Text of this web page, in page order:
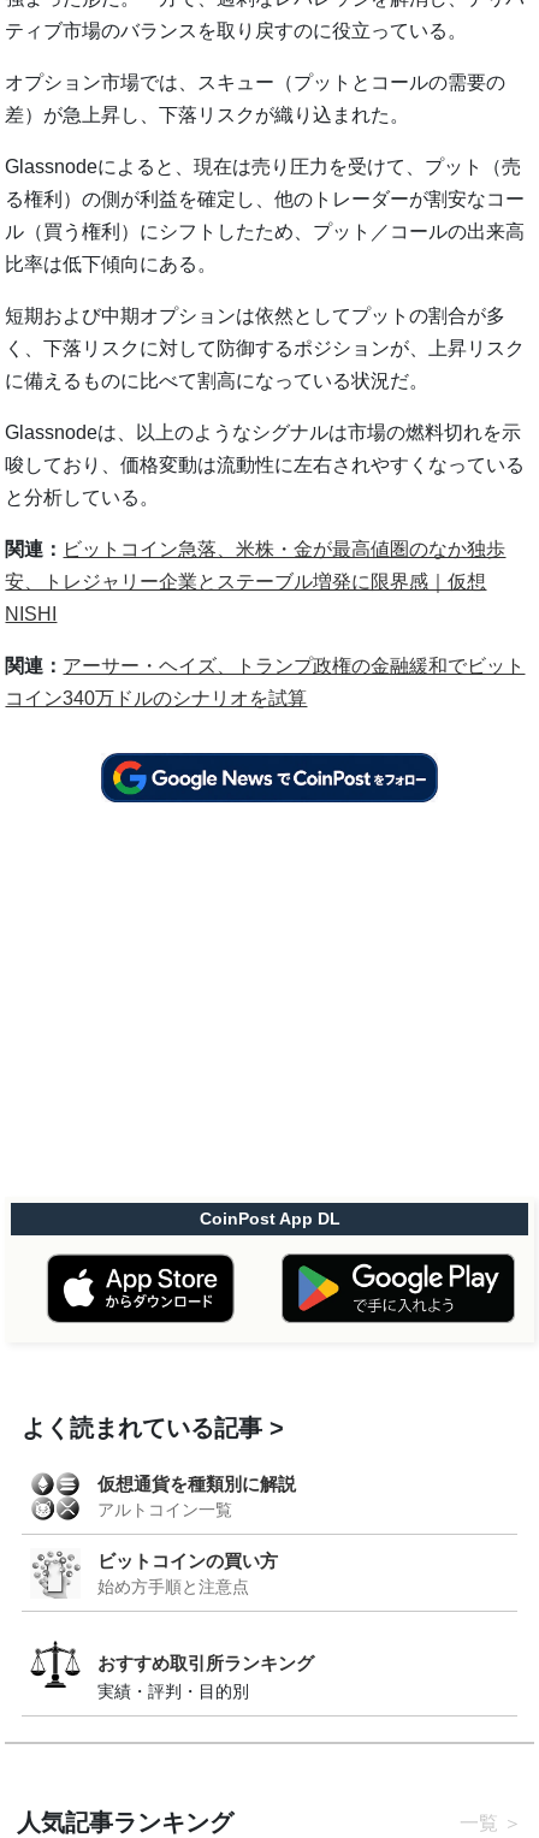
ティブ市場のバランスを取り戻すのに役立っている。
オプション市場では、スキュー（プットとコールの需要の
差）が急上昇し、下落リスクが織り込まれた。
Glassnodeによると、現在は売り圧力を受けて、プット（売
る権利）の側が利益を確定し、他のトレーダーが割安なコー
ル（買う権利）にシフトしたため、プット／コールの出来高
比率は低下傾向にある。
短期および中期オプションは依然としてプットの割合が多
く、下落リスクに対して防御するポジションが、上昇リスク
に備えるものに比べて割高になっている状況だ。
Glassnodeは、以上のようなシグナルは市場の燃料切れを示
唆しており、価格変動は流動性に左右されやすくなっている
と分析している。
関連： ビットコイン急落、米株・金が最高値圏のなか独歩
安、トレジャリー企業とステーブル増発に限界感｜仮想
NISHI
関連： アーサー・ヘイズ、トランプ政権の金融緩和でビット
コイン340万ドルのシナリオを試算
CoinPost App DL
よく読まれている記事
仮想通貨を種類別に解説
アルトコイン一覧
ビットコインの買い方
始め方手順と注意点
おすすめ取引所ランキング
実績・評判・目的別
人気記事ランキング 一覧